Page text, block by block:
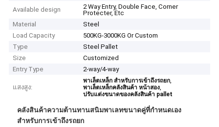
Available design
2 Way Entry, Double Face, Corner
Protecter, Etc
Material
Steel
Load Capacity
500KG-3000KG Or Custom
Type
Steel Pallet
Size
Customized
Entry Type
2-way/4-way
แสงสูง:
พาเล็ตเหล็ก สําหรับการเข้าถึงรถยก,
พาเล็ตเหล็กคลังสินค้า หน้าสอง,
ปรับแต่งขนาดของคลังสินค้า pallet
คลังสินค้าความต้านทานสนิมพาเลทขนาดคู่ที่กำหนดเอง
สำหรับการเข้าถึงรถยก